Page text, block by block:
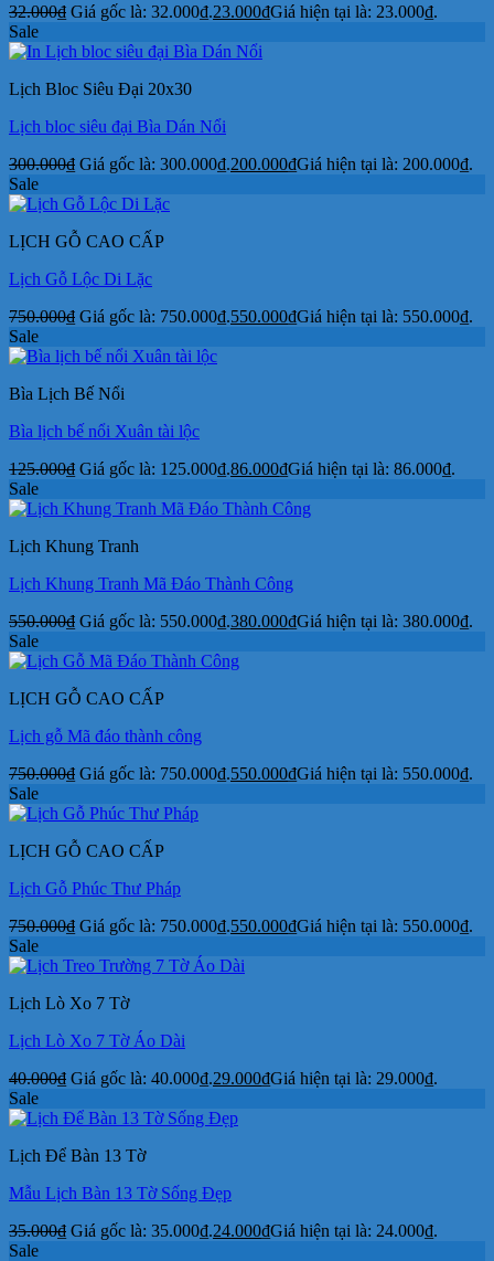
32.000₫ Giá gốc là: 32.000₫.23.000₫Giá hiện tại là: 23.000₫.
Sale
Lịch Bloc Siêu Đại 20x30
Lịch bloc siêu đại Bìa Dán Nổi
300.000₫ Giá gốc là: 300.000₫.200.000₫Giá hiện tại là: 200.000₫.
Sale
LỊCH GỖ CAO CẤP
Lịch Gỗ Lộc Di Lặc
750.000₫ Giá gốc là: 750.000₫.550.000₫Giá hiện tại là: 550.000₫.
Sale
Bìa Lịch Bế Nổi
Bìa lịch bế nổi Xuân tài lộc
125.000₫ Giá gốc là: 125.000₫.86.000₫Giá hiện tại là: 86.000₫.
Sale
Lịch Khung Tranh
Lịch Khung Tranh Mã Đáo Thành Công
550.000₫ Giá gốc là: 550.000₫.380.000₫Giá hiện tại là: 380.000₫.
Sale
LỊCH GỖ CAO CẤP
Lịch gỗ Mã đáo thành công
750.000₫ Giá gốc là: 750.000₫.550.000₫Giá hiện tại là: 550.000₫.
Sale
LỊCH GỖ CAO CẤP
Lịch Gỗ Phúc Thư Pháp
750.000₫ Giá gốc là: 750.000₫.550.000₫Giá hiện tại là: 550.000₫.
Sale
Lịch Lò Xo 7 Tờ
Lịch Lò Xo 7 Tờ Áo Dài
40.000₫ Giá gốc là: 40.000₫.29.000₫Giá hiện tại là: 29.000₫.
Sale
Lịch Để Bàn 13 Tờ
Mẫu Lịch Bàn 13 Tờ Sống Đẹp
35.000₫ Giá gốc là: 35.000₫.24.000₫Giá hiện tại là: 24.000₫.
Sale